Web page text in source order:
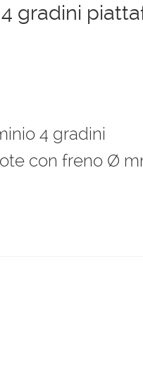
gradini
4 gradini
con freno Ø